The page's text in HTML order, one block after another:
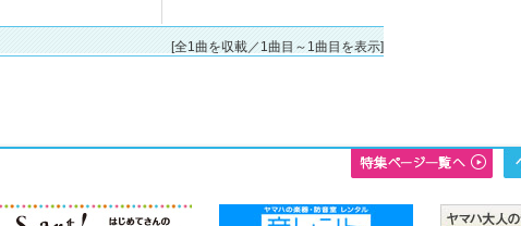
[全1曲を収載／1曲目～1曲目を表示]